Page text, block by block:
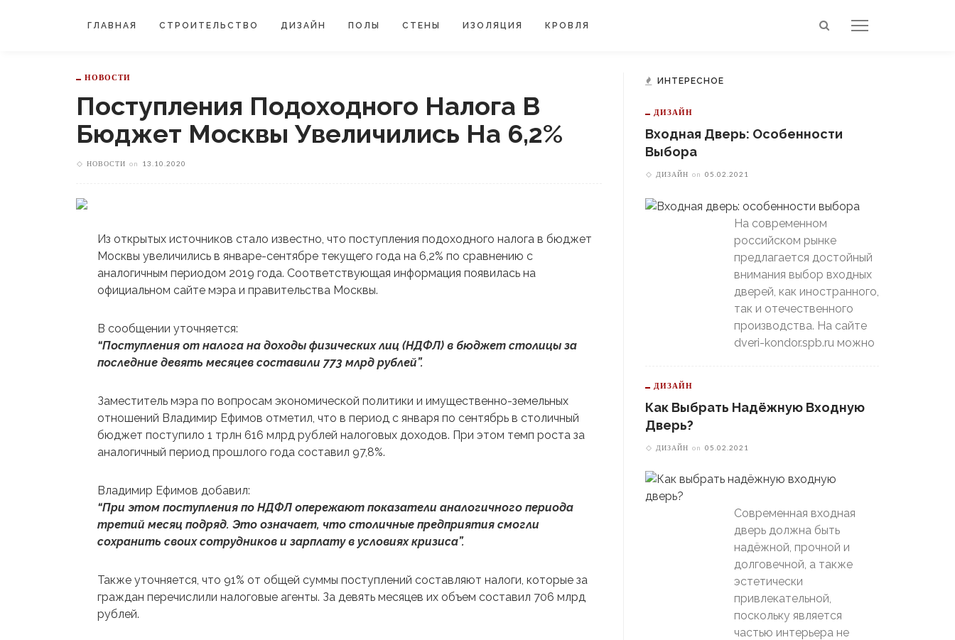
ГЛАВНАЯ СТРОИТЕЛЬСТВО ДИЗАЙН ПОЛЫ СТЕНЫ ИЗОЛЯЦИЯ КРОВЛЯ
НОВОСТИ
Поступления Подоходного Налога В
Бюджет Москвы Увеличились На 6,2%
НОВОСТИ on 13.10.2020
Из открытых источников стало известно, что поступления подоходного налога в бюджет
Москвы увеличились в январе-сентябре текущего года на 6,2% по сравнению с
аналогичным периодом 2019 года. Соответствующая информация появилась на
официальном сайте мэра и правительства Москвы.
В сообщении уточняется:
“Поступления от налога на доходы физических лиц (НДФЛ) в бюджет столицы за
последние девять месяцев составили 773 млрд рублей”.
Заместитель мэра по вопросам экономической политики и имущественно-земельных
отношений Владимир Ефимов отметил, что в период с января по сентябрь в столичный
бюджет поступило 1 трлн 616 млрд рублей налоговых доходов. При этом темп роста за
аналогичный период прошлого года составил 97,8%.
Владимир Ефимов добавил:
“При этом поступления по НДФЛ опережают показатели аналогичного периода
третий месяц подряд. Это означает, что столичные предприятия смогли
сохранить своих сотрудников и зарплату в условиях кризиса”.
Также уточняется, что 91% от общей суммы поступлений составляют налоги, которые за
граждан перечислили налоговые агенты. За девять месяцев их объем составил 706 млрд
рублей.
ИНТЕРЕСНОЕ
ДИЗАЙН
Входная Дверь: Особенности
Выбора
ДИЗАЙН on 05.02.2021
На современном
российском рынке
предлагается достойный
внимания выбор входных
дверей, как иностранного,
так и отечественного
производства. На сайте
dveri-kondor.spb.ru можно
ДИЗАЙН
Как Выбрать Надёжную Входную
Дверь?
ДИЗАЙН on 05.02.2021
Современная входная
дверь должна быть
надёжной, прочной и
долговечной, а также
эстетически
привлекательной,
поскольку является
частью интерьера не